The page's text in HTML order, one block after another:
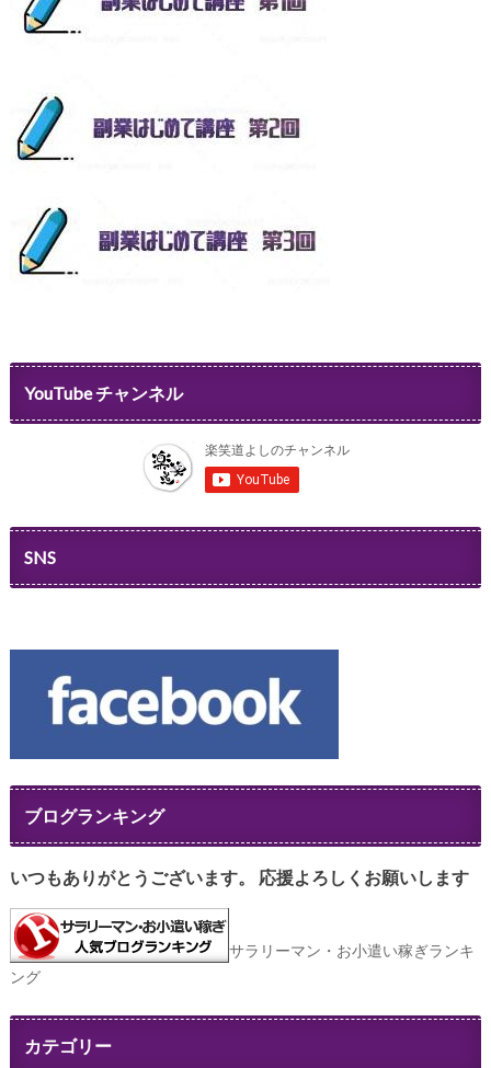
YouTube チャンネル
SNS
ブログランキング
いつもありがとうございます。 応援よろしくお願いします
サラリーマン・お小遣い稼ぎランキ
ング
カテゴリー